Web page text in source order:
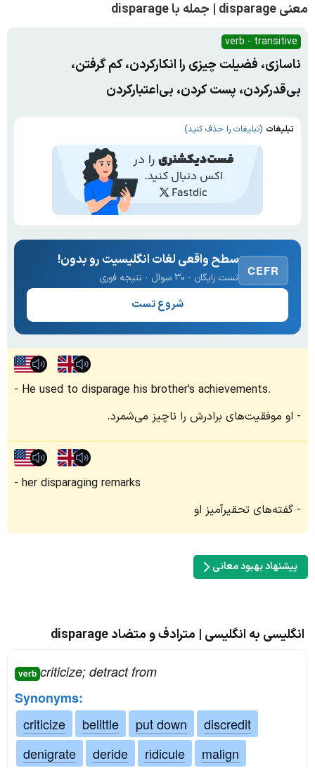
معنی disparage | جمله با disparage
verb - transitive
ناسازی، فضیلت چیزی را انکارکردن، کم گرفتن،
بی‌قدرکردن، پست کردن، بی‌اعتبارکردن
تبلیغات (تبلیغات را حذف کنید)
CEFR
سطح واقعی لغات انگلیسیت رو بدون!
تست رایگان · ۳۰ سوال · نتیجه فوری
شروع تست
He used to disparage his brother's achievements.
او موفقیت‌های برادرش را ناچیز می‌شمرد.
her disparaging remarks
گفته‌های تحقیرآمیز او
پیشنهاد بهبود معانی
انگلیسی به انگلیسی | مترادف و متضاد disparage
verb criticize; detract from
Synonyms:
criticize
belittle put down
discredit
denigrate
deride ridicule
malign